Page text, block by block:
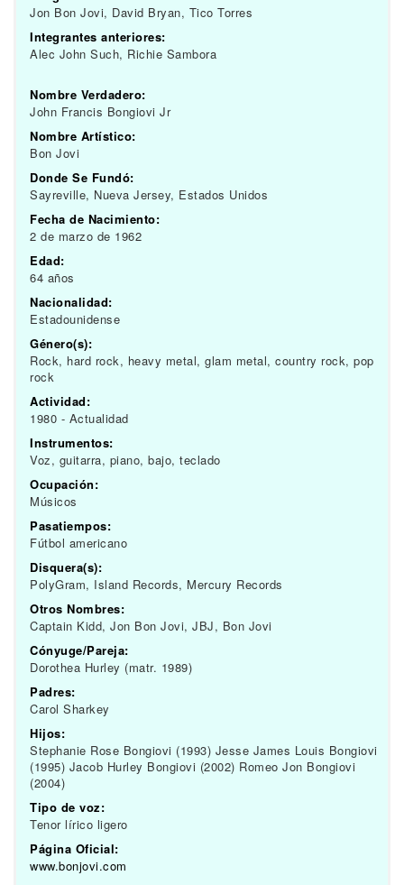
Jon Bon Jovi, David Bryan, Tico Torres
Integrantes anteriores:
Alec John Such, Richie Sambora
Nombre Verdadero:
John Francis Bongiovi Jr
Nombre Artístico:
Bon Jovi
Donde Se Fundó:
Sayreville, Nueva Jersey, Estados Unidos
Fecha de Nacimiento:
2 de marzo de 1962
Edad:
64 años
Nacionalidad:
Estadounidense
Género(s):
Rock, hard rock, heavy metal, glam metal, country rock, pop
rock
Actividad:
1980 - Actualidad
Instrumentos:
Voz, guitarra, piano, bajo, teclado
Ocupación:
Músicos
Pasatiempos:
Fútbol americano
Disquera(s):
PolyGram, Island Records, Mercury Records
Otros Nombres:
Captain Kidd, Jon Bon Jovi, JBJ, Bon Jovi
Cónyuge/Pareja:
Dorothea Hurley (matr. 1989)
Padres:
Carol Sharkey
Hijos:
Stephanie Rose Bongiovi (1993) Jesse James Louis Bongiovi
(1995) Jacob Hurley Bongiovi (2002) Romeo Jon Bongiovi
(2004)
Tipo de voz:
Tenor lírico ligero
Página Oficial:
www.bonjovi.com